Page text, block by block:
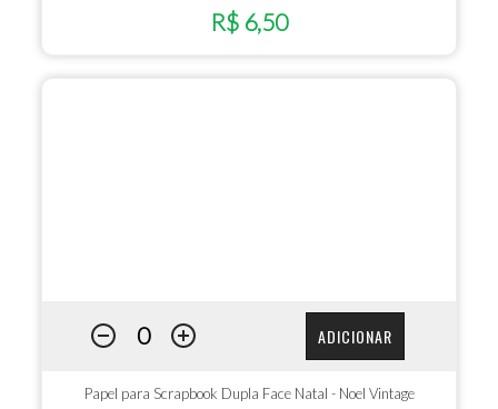
R$ 6,50
ADICIONAR
Papel para Scrapbook Dupla Face Natal - Noel Vintage